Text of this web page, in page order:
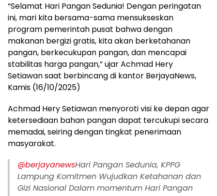
“Selamat Hari Pangan Sedunia! Dengan peringatan
ini, mari kita bersama-sama mensukseskan
program pemerintah pusat bahwa dengan
makanan bergizi gratis, kita akan berketahanan
pangan, berkecukupan pangan, dan mencapai
stabilitas harga pangan,” ujar Achmad Hery
Setiawan saat berbincang di kantor BerjayaNews,
Kamis (16/10/2025)
Achmad Hery Setiawan menyoroti visi ke depan agar
ketersediaan bahan pangan dapat tercukupi secara
memadai, seiring dengan tingkat penerimaan
masyarakat.
@berjayanewsHari Pangan Sedunia, KPPG
Lampung Komitmen Wujudkan Ketahanan dan
Gizi Nasional Dalam momentum Hari Pangan